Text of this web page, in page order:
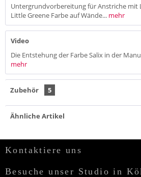
Untergrundvorbereitung für Anstriche mit
Little Greene Farbe auf Wände... mehr
Video
Die Entstehung der Farbe Salix in der
mehr
Zubehör 5
Ähnliche Artikel
Kontaktiere uns
Besuche unser Studio in